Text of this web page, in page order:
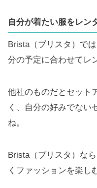
自分が着たい服をレン
Brista（ブリスタ）で
分の予定に合わせてレ
他社のものだとセット
く、自分の好みでない
ね。
Brista（ブリスタ）な
くファッションを楽し